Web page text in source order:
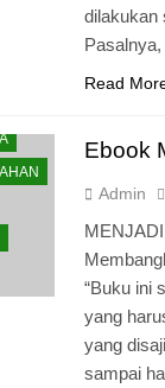
dilakukan
Read
Ebook
Admin
“Buku ini
yang
yang
sampai